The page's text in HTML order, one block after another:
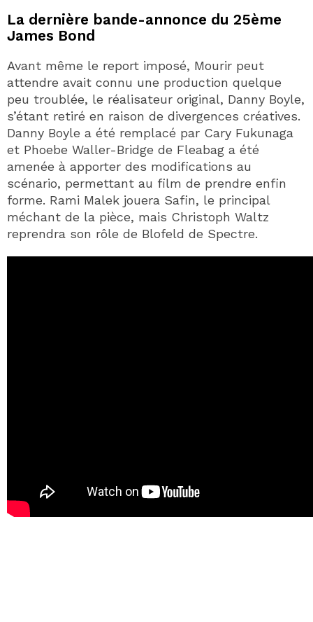
La dernière bande-annonce du 25ème
James Bond
Avant même le report imposé, Mourir peut
attendre avait connu une production quelque
peu troublée, le réalisateur original, Danny Boyle,
s’étant retiré en raison de divergences créatives.
Danny Boyle a été remplacé par Cary Fukunaga
et Phoebe Waller-Bridge de Fleabag a été
amenée à apporter des modifications au
scénario, permettant au film de prendre enfin
forme. Rami Malek jouera Safin, le principal
méchant de la pièce, mais Christoph Waltz
reprendra son rôle de Blofeld de Spectre.